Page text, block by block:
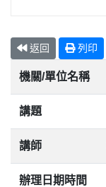
返回 列印
機關/單位名稱
講題
講師
辦理日期時間